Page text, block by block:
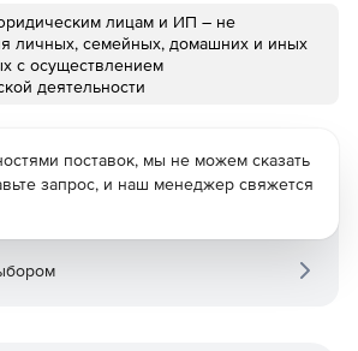
лицам и ИП – не
личных, семейных, домашних и иных
с осуществлением
деятельности
поставок, мы не можем сказать
запрос, и наш менеджер свяжется